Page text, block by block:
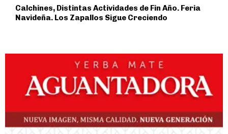
Calchines, Distintas Actividades de Fin Año. Feria
Navideña. Los Zapallos Sigue Creciendo